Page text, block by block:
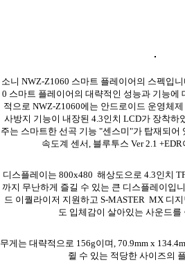
소니 NWZ-Z1060 스마트 플레이어의 스펙입
0 스마트 플레이어의 대략적인 성능과 기능에
적으로 NWZ-Z1060에는 안드로이드 운영체
사방지 기능이 내장된 4.3인치 LCD가 장착하
주는 스마트한 선곡 기능 "센스미"가 탑재되어
속도계 센서, 블루투스 Ver 2.1
디스플레이는 800x480 해상도으로 4.3인치
까지 무난하게 즐길 수 있는 큰 디스플레이입
드 이퀄라이저 지원하고 S-MASTER MX 디
도 입체감이 살아있는 사운드를
무게는 대략적으로 156g이며, 70.9mm x
쥘 수 있는 적당한 사이즈의